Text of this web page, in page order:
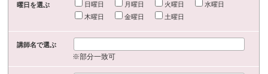
曜日を選ぶ 日曜日 月曜日 火曜日
水曜日
木曜日
金曜日 土曜日
講師名で選ぶ
※部分一致可